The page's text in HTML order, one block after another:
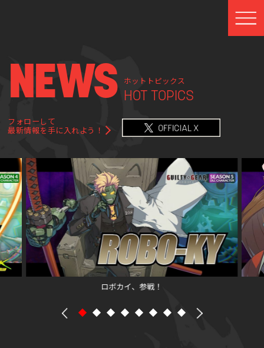
NEWS ホットトピックス
HOT TOPICS
フォローして
最新情報を手に入れよう！
ロボカイ、参戦！